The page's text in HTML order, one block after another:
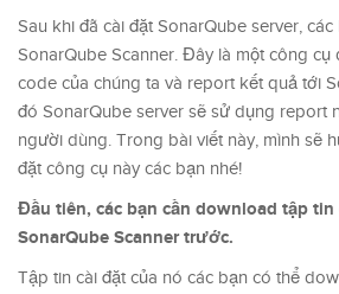
Sau khi đã cài đặt SonarQube server,
SonarQube Scanner. Đây là một công cụ
code của chúng ta và report kết quả tới
đó SonarQube server sẽ sử dụng report
người dùng. Trong bài viết này, mình sẽ
đặt công cụ này các bạn nhé!
Đầu tiên, các bạn cần download tập tin
SonarQube Scanner trước.
Tập tin cài đặt của nó các bạn có thể